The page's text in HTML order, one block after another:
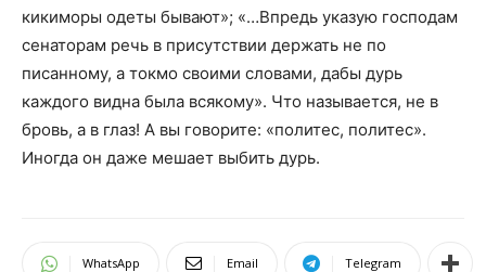
кикиморы одеты бывают»; «…Впредь указую господам
сенаторам речь в присутствии держать не по
писанному, а токмо своими словами, дабы дурь
каждого видна была всякому». Что называется, не в
бровь, а в глаз! А вы говорите: «политес, политес».
Иногда он даже мешает выбить дурь.
WhatsApp Email Telegram